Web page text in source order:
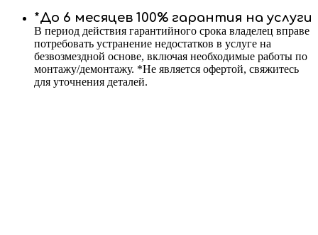
*До 6 месяцев 100% гарантия на услуги
В период действия гарантийного срока владелец вправе
потребовать устранение недостатков в услуге на
безвозмездной основе, включая необходимые работы по
монтажу/демонтажу. *Не является офертой, свяжитесь
для уточнения деталей.